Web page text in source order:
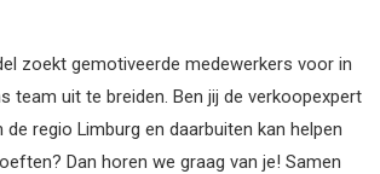
zoekt gemotiveerde medewerkers voor in
team uit te breiden. Ben jij de verkoopexpert
de regio Limburg en daarbuiten kan helpen
Dan horen we graag van je! Samen